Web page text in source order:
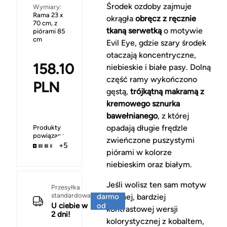
Wymiary:
Rama 23 x
70 cm, z
piórami 85
cm
158.10
PLN
Produkty
powiązane
+5
Przesyłka
standardowa
U ciebie w
2 dni!
darmo
od
150 zł
Środek ozdoby zajmuje
okrągła obręcz z ręcznie
tkaną serwetkąo motywie
Evil Eye, gdzie szary środek
otaczają koncentryczne,
niebieskie i białe pasy. Dolną
część ramy wykończono
gęstą, trójkątną makramą z
kremowego sznurka
bawełnianego, z której
opadają długie frędzle
zwieńczone puszystymi
piórami w kolorze
niebieskim oraz białym.
Jeśli wolisz ten sam motyw
w innej, bardziej
kontrastowej wersji
kolorystycznej z kobaltem,